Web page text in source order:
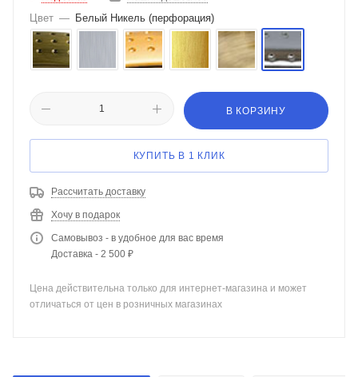
Цвет — Белый Никель (перфорация)
В КОРЗИНУ
КУПИТЬ В 1 КЛИК
Рассчитать доставку
Хочу в подарок
Самовывоз - в удобное для вас время
Доставка - 2 500 ₽
Цена действительна только для интернет-магазина и может
отличаться от цен в розничных магазинах